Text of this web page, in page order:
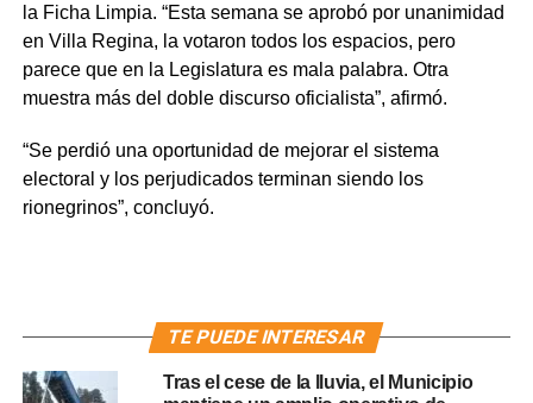
la Ficha Limpia. “Esta semana se aprobó por unanimidad
en Villa Regina, la votaron todos los espacios, pero
parece que en la Legislatura es mala palabra. Otra
muestra más del doble discurso oficialista”, afirmó.
“Se perdió una oportunidad de mejorar el sistema
electoral y los perjudicados terminan siendo los
rionegrinos”, concluyó.
TE PUEDE INTERESAR
Tras el cese de la lluvia, el Municipio